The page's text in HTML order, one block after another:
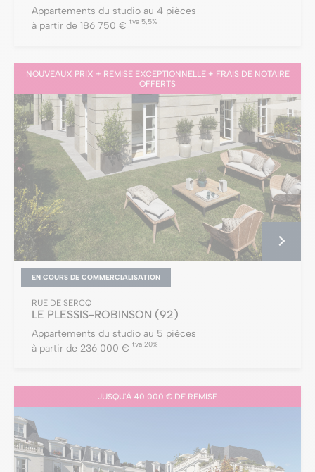
Appartements du studio au 4 pièces
à partir de 186 750 € tva 5,5%
NOUVEAUX PRIX + REMISE EXCEPTIONNELLE + FRAIS DE NOTAIRE
OFFERTS
EN COURS DE COMMERCIALISATION
RUE DE SERCQ
LE PLESSIS-ROBINSON (92)
Appartements du studio au 5 pièces
à partir de 236 000 € tva 20%
JUSQU'À 40 000 € DE REMISE